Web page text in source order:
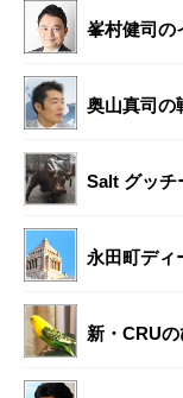
峯村健司の
奥山真司の
Salt グッチ
永田町ディ
新・CRU